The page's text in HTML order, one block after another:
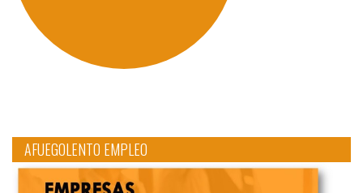
AFUEGOLENTO EMPLEO